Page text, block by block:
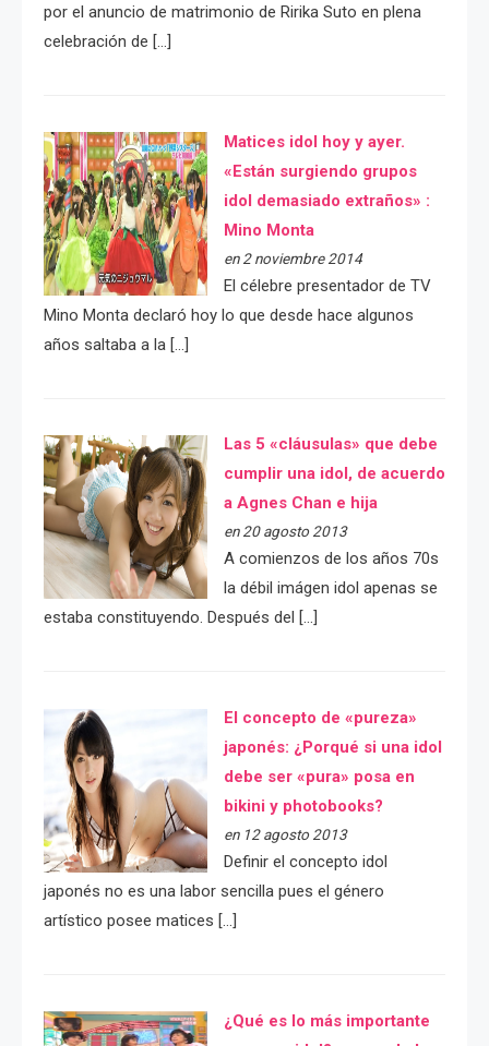
por el anuncio de matrimonio de Ririka Suto en plena
celebración de […]
Matices idol hoy y ayer.
«Están surgiendo grupos
idol demasiado extraños» :
Mino Monta
en 2 noviembre 2014
El célebre presentador de TV
Mino Monta declaró hoy lo que desde hace algunos
años saltaba a la […]
Las 5 «cláusulas» que debe
cumplir una idol, de acuerdo
a Agnes Chan e hija
en 20 agosto 2013
A comienzos de los años 70s
la débil imágen idol apenas se
estaba constituyendo. Después del […]
El concepto de «pureza»
japonés: ¿Porqué si una idol
debe ser «pura» posa en
bikini y photobooks?
en 12 agosto 2013
Definir el concepto idol
japonés no es una labor sencilla pues el género
artístico posee matices […]
¿Qué es lo más importante